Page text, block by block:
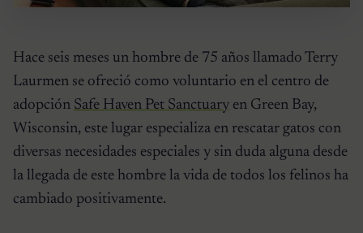
Hace seis meses un hombre de 75 años llamado Terry
Laurmen se ofreció como voluntario en el centro de
adopción Safe Haven Pet Sanctuary en Green Bay,
Wisconsin, este lugar especializa en rescatar gatos con
diversas necesidades especiales y sin duda alguna desde
la llegada de este hombre la vida de todos los felinos ha
cambiado positivamente.